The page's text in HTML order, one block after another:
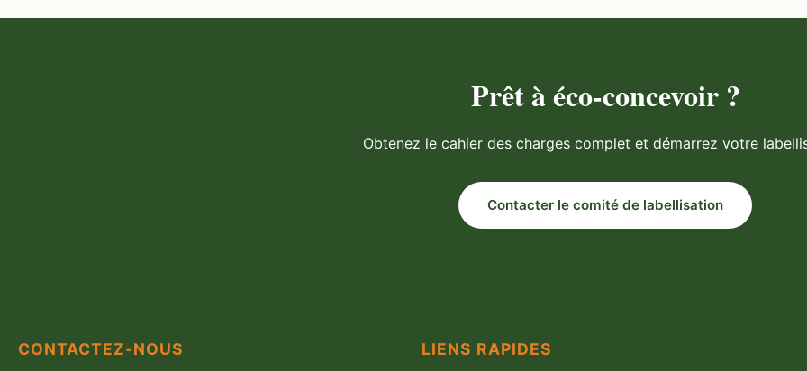
Prêt à éco-concevoir ?
Obtenez le cahier des charges complet et démarrez votre
Contacter le comité de labellisation
CONTACTEZ-NOUS LIENS RAPIDES